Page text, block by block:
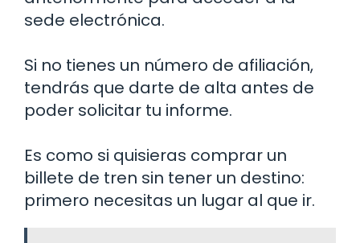
sede electrónica.
Si no tienes un número de afiliación,
tendrás que darte de alta antes de
poder solicitar tu informe.
Es como si quisieras comprar un
billete de tren sin tener un destino:
primero necesitas un lugar al que ir.